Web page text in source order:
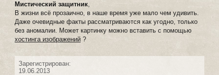
Мистический защитник
В жизни всё прозаично, в наше время уже мало чем удивить.
Даже очевидные факты рассматриваются как угодно, только
без аномалии. Может картинку можно вставить с помощью
хостинга изображений ?
Зарегистрирован:
19.06.2013